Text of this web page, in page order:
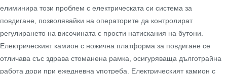
елиминира този проблем с електрическата си система за
повдигане, позволявайки на операторите да контролират
регулирането на височината с прости натискания на бутони.
Електрическият камион с ножична платформа за повдигане се
отличава със здрава стоманена рамка, осигуряваща дълготрайна
работа дори при ежедневна употреба. Електрическият камион с